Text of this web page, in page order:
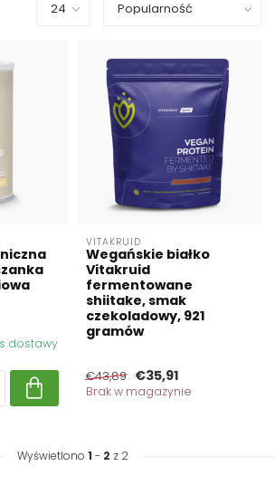
dostawy
VITAKRUID
Wegańskie białko
Vitakruid
fermentowane
shiitake, smak
czekoladowy, 921
gramów
€43,89 €35,91
Brak w magazynie
Wyświetlono 1 - 2 z 2